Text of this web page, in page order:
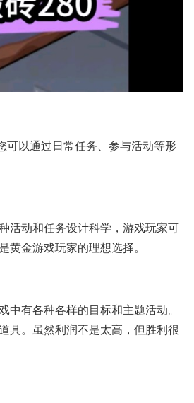
可以通过日常任务、参与活动等形
活动和任务设计科学，游戏玩家可
金游戏玩家的理想选择。
有各种各样的目标和主题活动。
具。虽然利润不是太高，但胜利很